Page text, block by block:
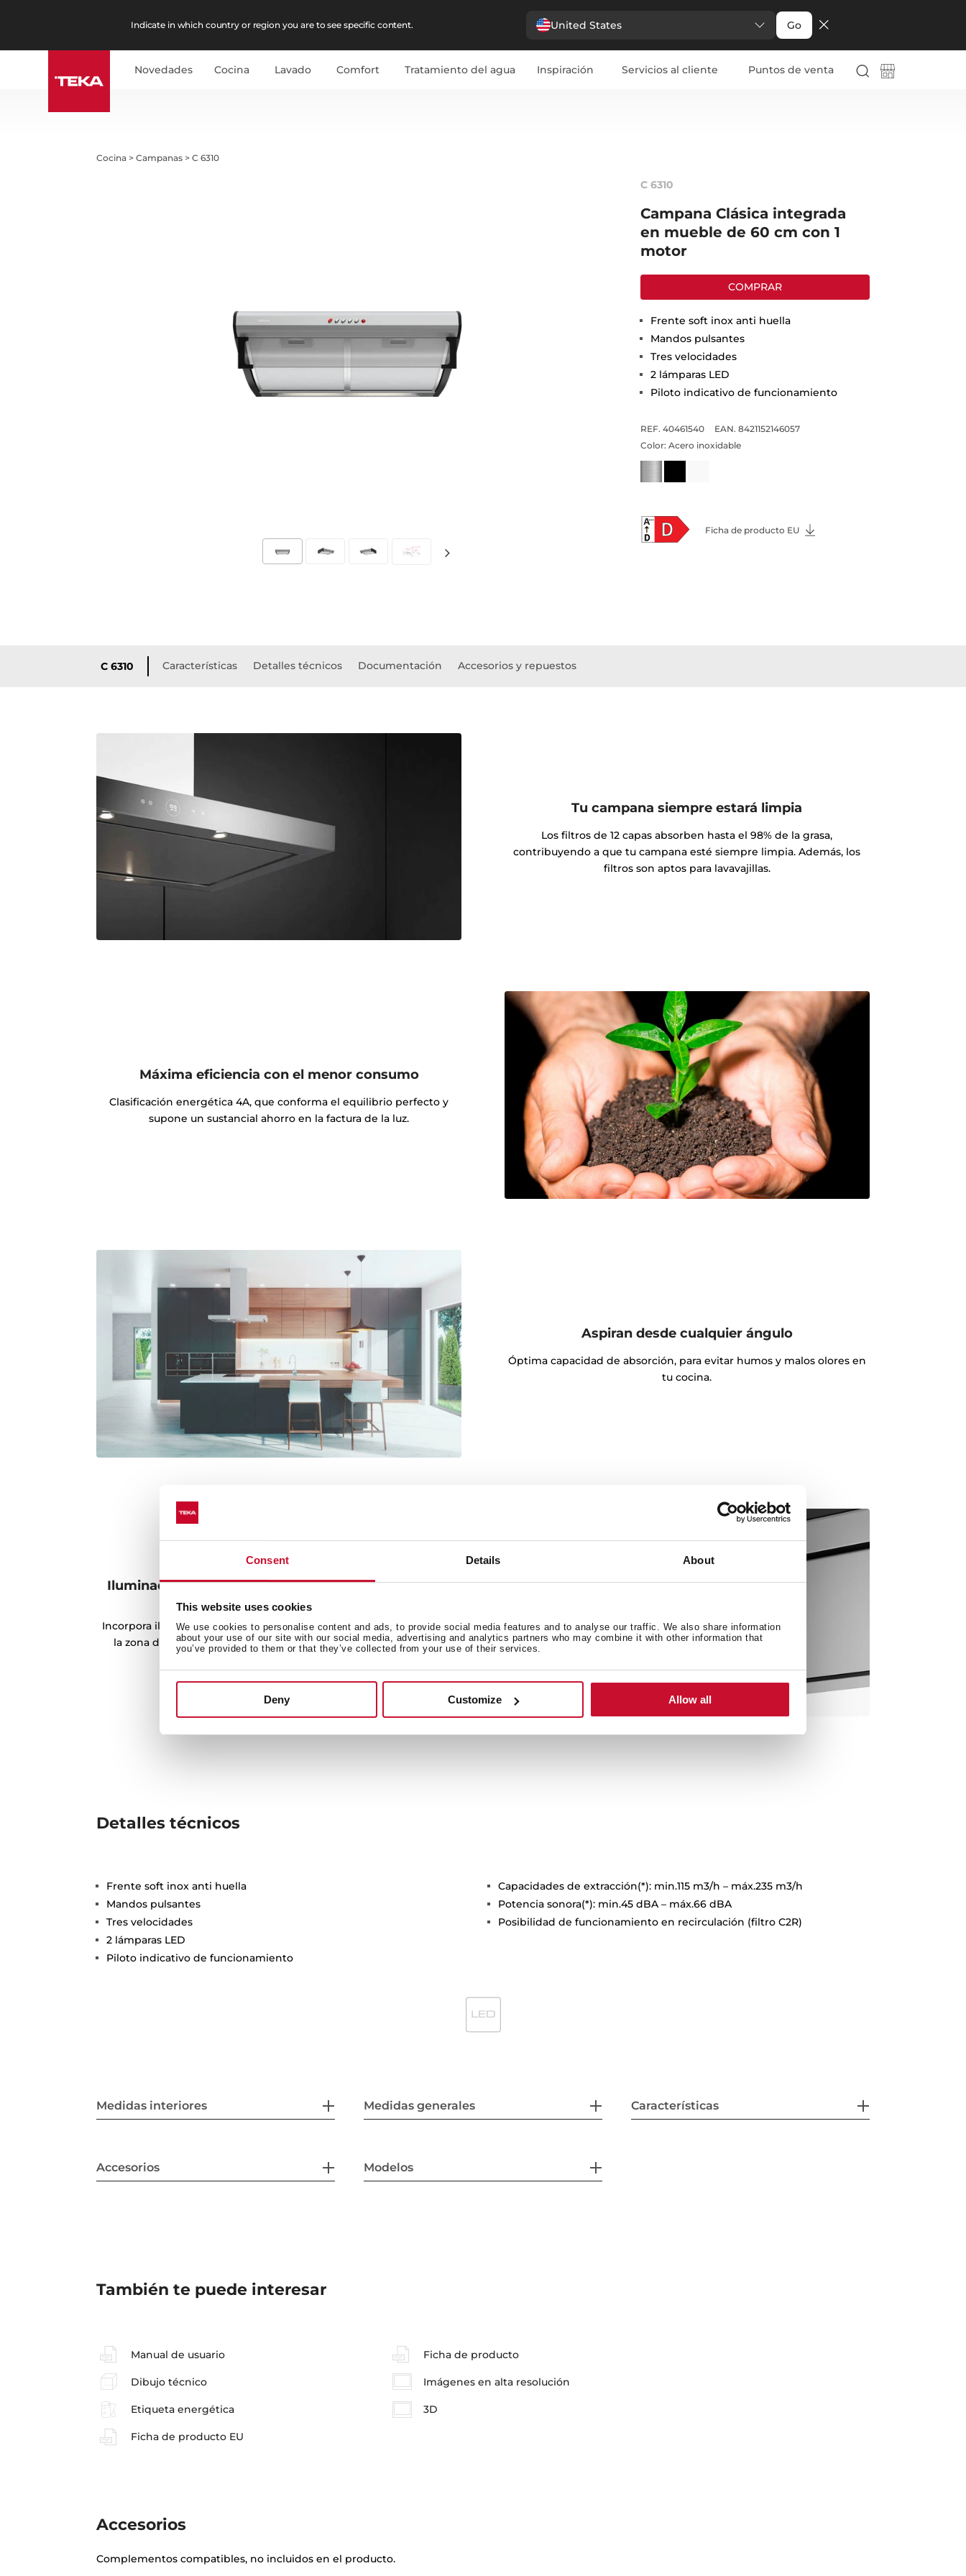
Consent Details About
This website uses cookies
We use cookies to personalise content and ads, to provide social media features and to analyse our traffic. We also share information
about your use of our site with our social media, advertising and analytics partners who may combine it with other information that
you’ve provided to them or that they’ve collected from your use of their services.
Deny Customize Allow all
Indicate in which country or region you are to see specific content. United States Go
Novedades Cocina Lavado Comfort Tratamiento del agua Inspiración Servicios al cliente Puntos de venta
Cocina >Campanas >C 6310
C 6310
Campana Clásica integrada
en mueble de 60 cm con 1
motor
COMPRAR
Frente soft inox anti huella
Mandos pulsantes
Tres velocidades
2 lámparas LED
Piloto indicativo de funcionamiento
REF. 40461540
EAN. 8421152146057
Color: Acero inoxidable
Ficha de producto EU
C 6310 Características Detalles técnicos Documentación Accesorios y repuestos
Tu campana siempre estará limpia
Los filtros de 12 capas absorben hasta el 98% de la grasa,
contribuyendo a que tu campana esté siempre limpia. Además, los
filtros son aptos para lavavajillas.
Máxima eficiencia con el menor consumo
Clasificación energética 4A, que conforma el equilibrio perfecto y
supone un sustancial ahorro en la factura de la luz.
Aspiran desde cualquier ángulo
Óptima capacidad de absorción, para evitar humos y malos olores en
tu cocina.
Iluminación LED, más potente y responsable con el
Incorpora iluminación LED, que proporciona una mayor amplitud de
la zona de cocinado, además de reducir el consumo energético.
Detalles técnicos
Frente soft inox anti huella
Mandos pulsantes
Tres velocidades
2 lámparas LED
Piloto indicativo de funcionamiento
Capacidades de extracción(*): min.115 m3/h – máx.235 m3/h
Potencia sonora(*): min.45 dBA – máx.66 dBA
Posibilidad de funcionamiento en recirculación (filtro C2R)
Medidas interiores Medidas generales Características
Accesorios Modelos
También te puede interesar
Manual de usuario Ficha de producto
Dibujo técnico Imágenes en alta resolución
Etiqueta energética 3D
Ficha de producto EU
Accesorios
Complementos compatibles, no incluidos en el producto.